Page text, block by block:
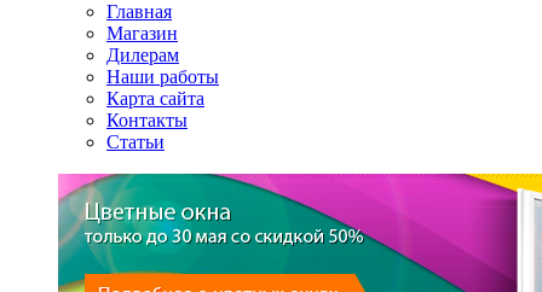
Главная
Магазин
Дилерам
Наши работы
Карта сайта
Контакты
Статьи